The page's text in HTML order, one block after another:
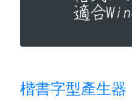
楷書字型產生器